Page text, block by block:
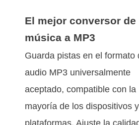
El mejor conversor de
música a MP3
Guarda pistas en el formato
audio MP3 universalmente
aceptado, compatible con la
mayoría de los dispositivos y